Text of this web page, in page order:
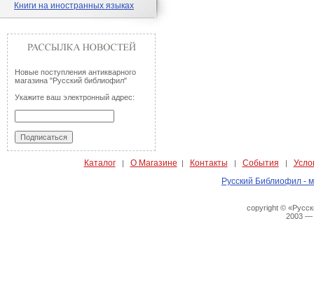
Книги на иностранных языках
Новые поступления антикварного
магазина "Русский библиофил"
Укажите ваш электронный адрес:
Каталог| О Магазине | Контакты | События |
Русский Библиофил -
copyright ©
2003 —